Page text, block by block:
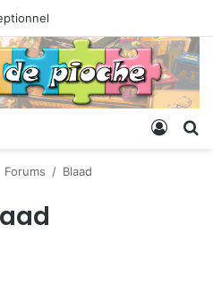
Forums / Blaad